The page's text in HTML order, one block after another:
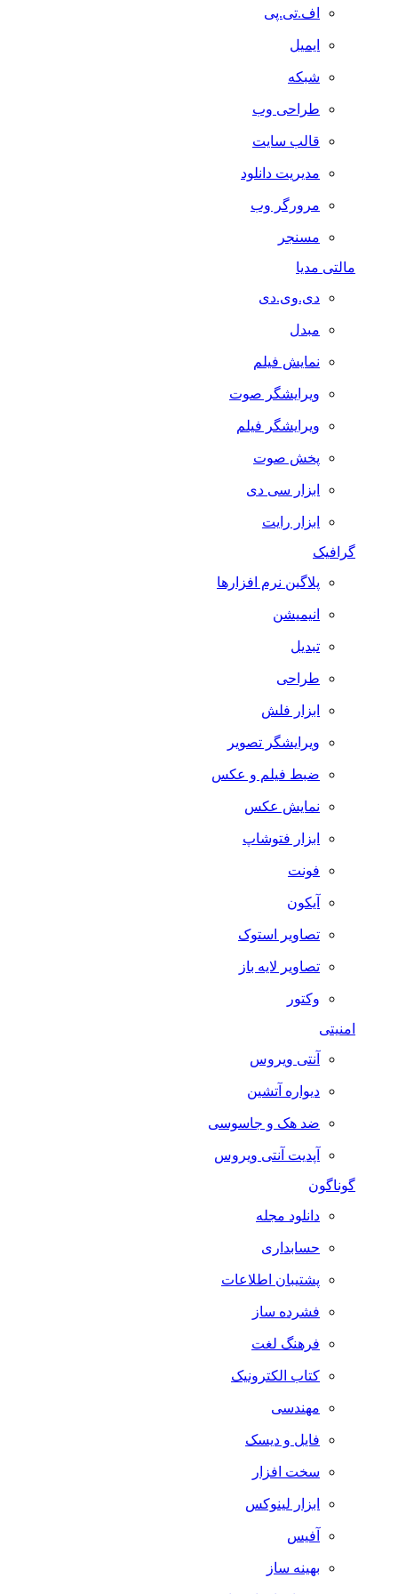
اف.تی.پی
ایمیل
شبکه
طراحی وب
قالب سایت
مدیریت دانلود
مرورگر وب
مسنجر
مالتی مدیا
دی.وی.دی
مبدل
نمایش فیلم
ویرایشگر صوت
ویرایشگر فیلم
پخش صوت
ابزار سی دی
ابزار رایت
گرافیک
پلاگین نرم افزارها
انیمیشن
تبدیل
طراحی
ابزار فلش
ویرایشگر تصویر
ضبط فيلم و عكس
نمایش عکس
ابزار فتوشاپ
فونت
آیکون
تصاویر استوک
تصاویر لایه باز
وکتور
امنیتی
آنتی ویروس
دیواره آتشین
ضد هک و جاسوسی
آپدیت آنتی ویروس
گوناگون
دانلود مجله
حسابداری
پشتیبان اطلاعات
فشرده ساز
فرهنگ لغت
کتاب الکترونیک
مهندسی
فایل و دیسک
سخت افزار
ابزار لینوکس
آفیس
بهینه ساز